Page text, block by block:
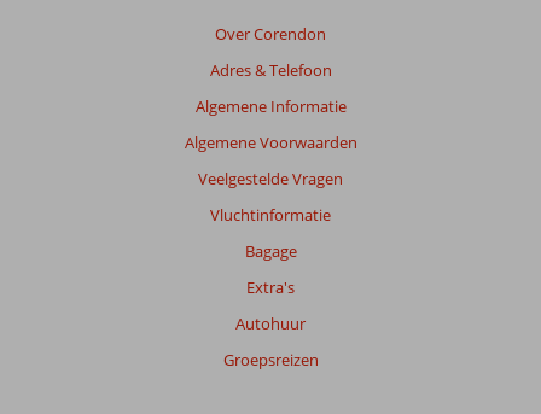
Over Corendon
Adres & Telefoon
Algemene Informatie
Algemene Voorwaarden
Veelgestelde Vragen
Vluchtinformatie
Bagage
Extra's
Autohuur
Groepsreizen